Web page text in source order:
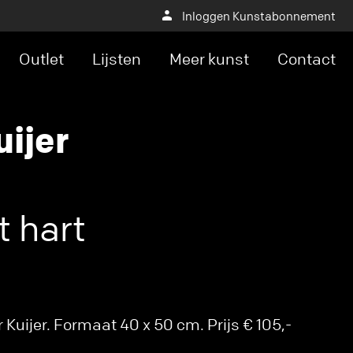
Inloggen Kunstabonnement
Outlet Lijsten Meer kunst Contact
hart
Formaat 40 x 50 cm. Prijs € 105,-